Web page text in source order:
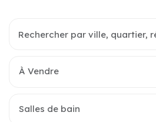
À Vendre
Salles de bain